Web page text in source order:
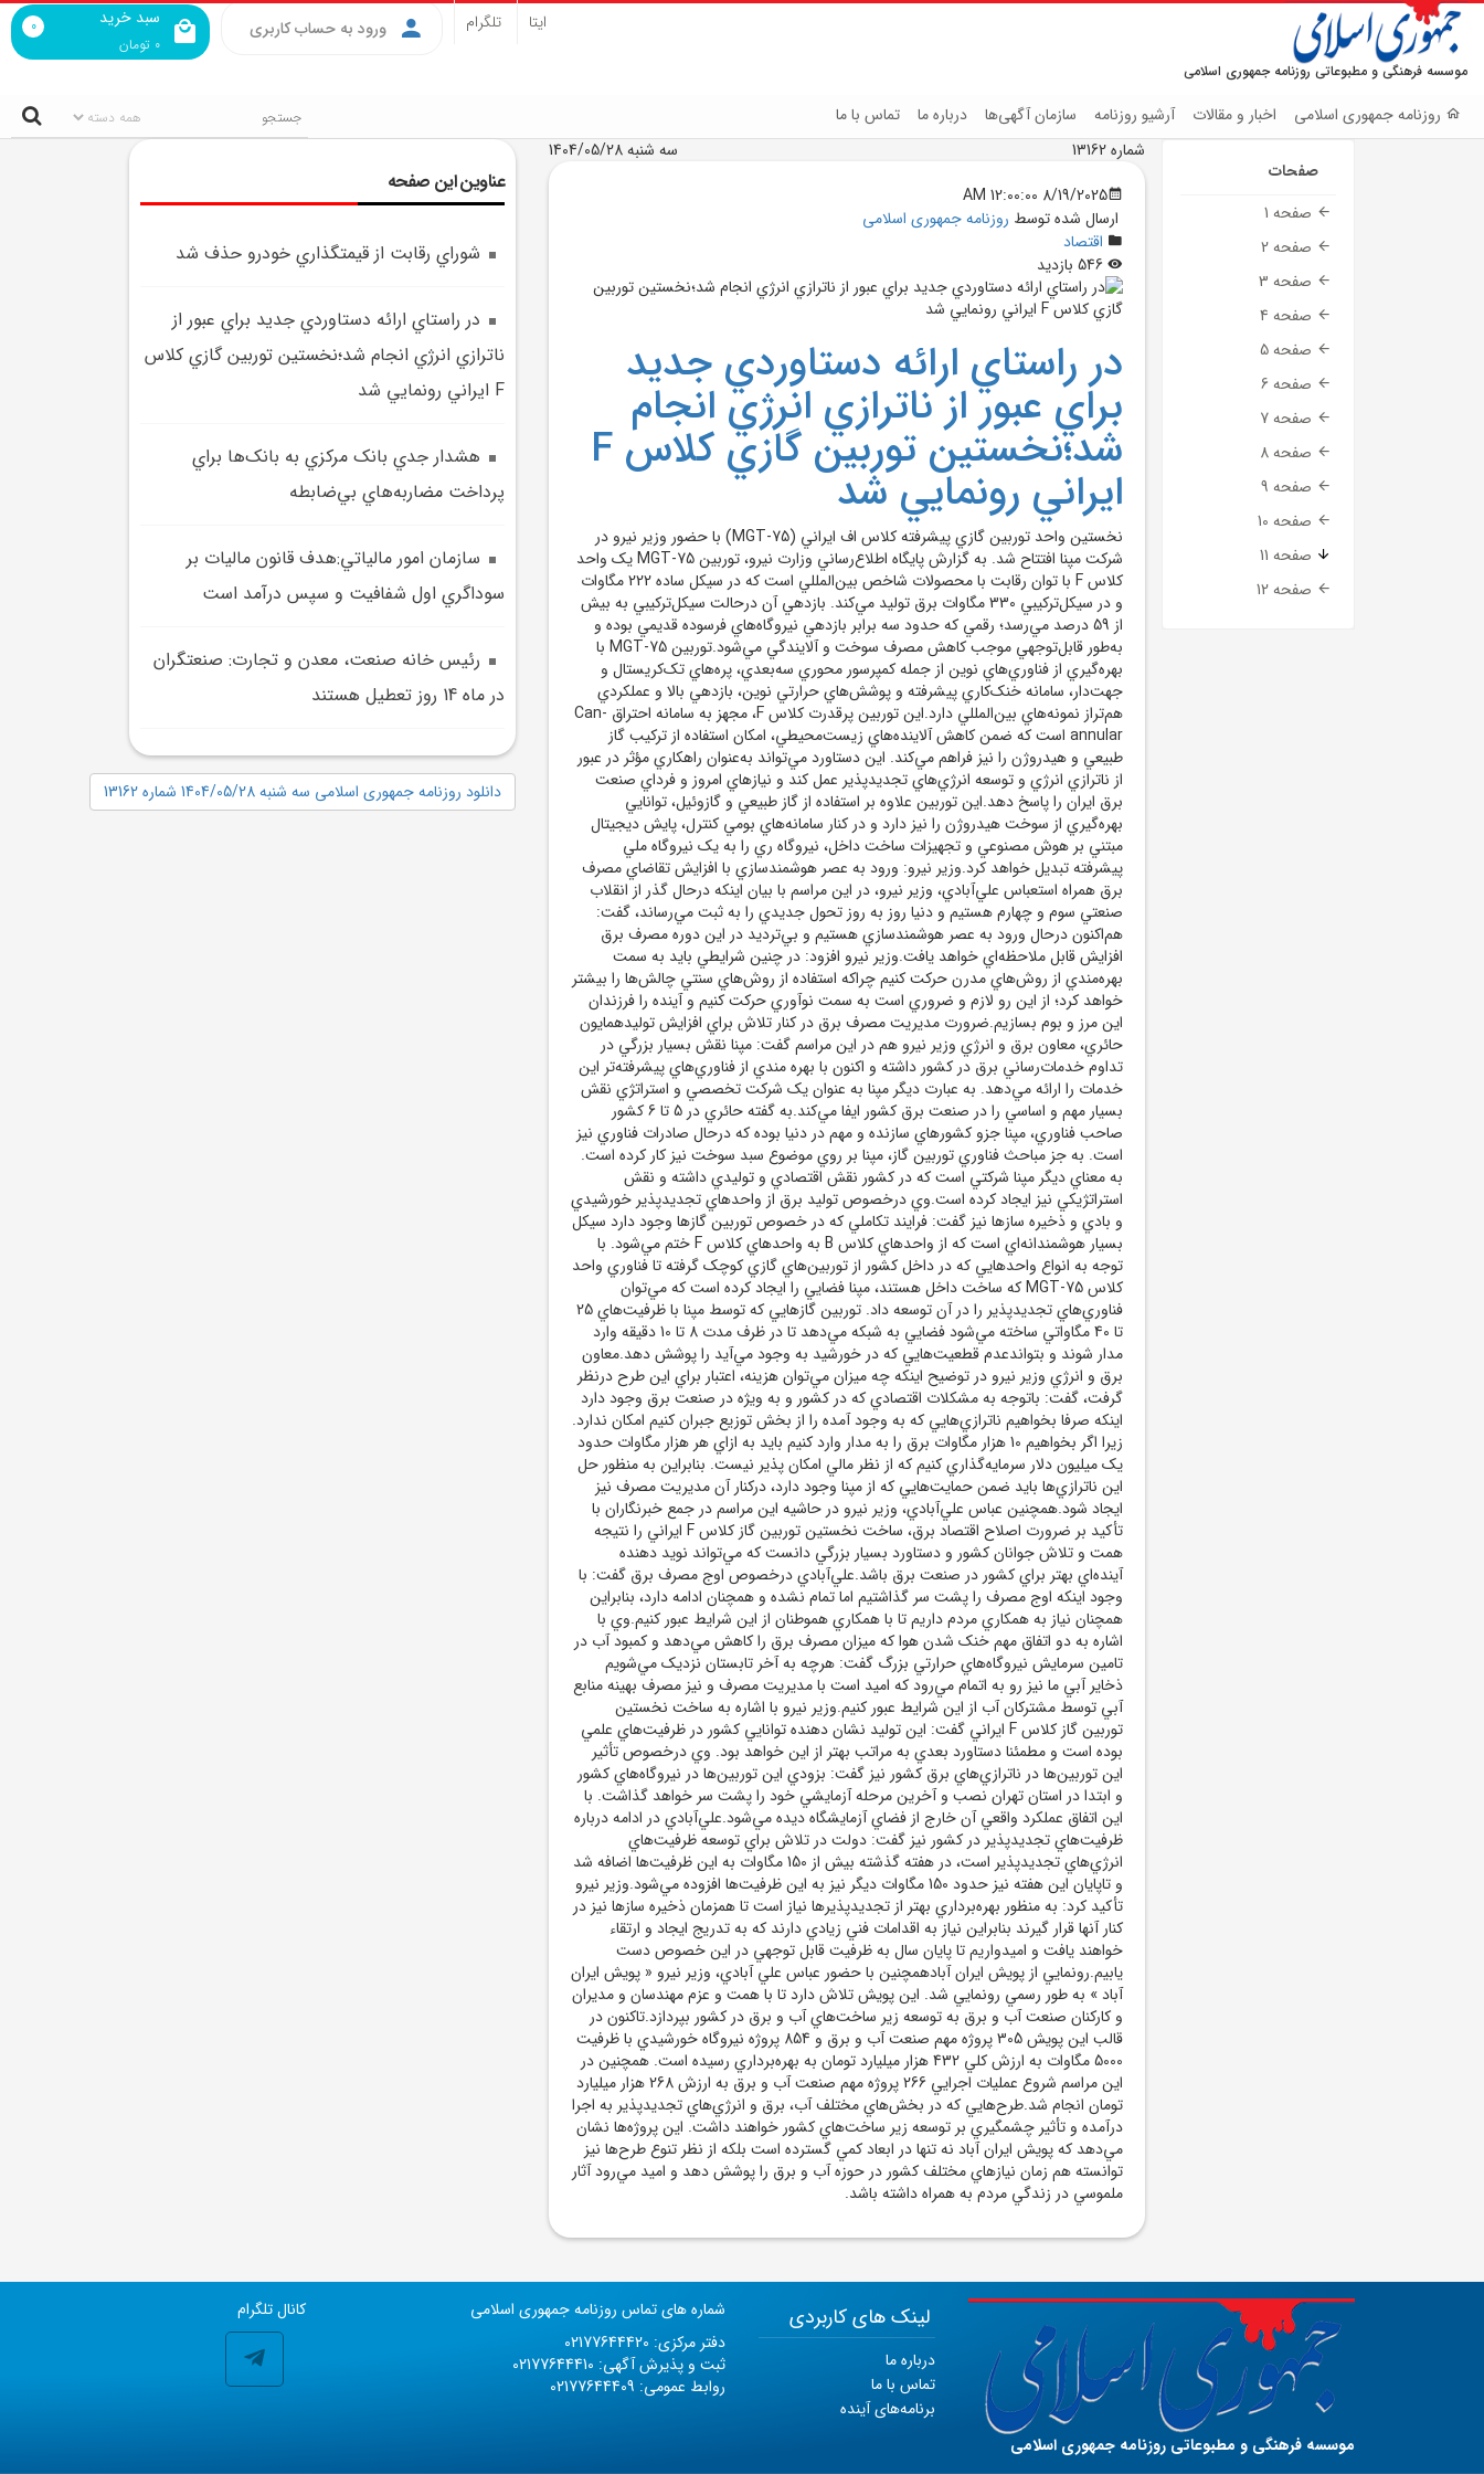
موسسه فرهنگی و مطبوعاتی روزنامه جمهوری اسلامی
سبد خرید
0 تومان
0 ورود به حساب کاربری ایتا تلگرام
روزنامه جمهوری اسلامی اخبار و مقالات آرشیو روزنامه سازمان آگهی‌ها درباره ما تماس با ما
صفحات
صفحه 1
صفحه 2
صفحه 3
صفحه 4
صفحه 5
صفحه 6
صفحه 7
صفحه 8
صفحه 9
صفحه 10
صفحه 11
صفحه 12
شماره 13162
سه شنبه 1404/05/28
8/19/2025 12:00:00 AM
ارسال شده توسط روزنامه جمهوری اسلامی
اقتصاد
در راستاي ارائه دستاوردي جديد
براي عبور از ناترازي انرژي انجام
شد؛نخستين توربين گازي کلاس F
ايراني رونمايي شد
نخستين واحد توربين گازي پيشرفته کلاس اف ايراني (MGT-75) با حضور وزير نيرو در
شرکت مپنا افتتاح شد. به گزارش پايگاه اطلاع‌رساني وزارت نيرو، توربين MGT-75 يک واحد
کلاس F با توان رقابت با محصولات شاخص بين‌المللي است که در سيکل ساده 222 مگاوات
و در سيکل‌ترکيبي 330 مگاوات برق توليد مي‌کند. بازدهي آن درحالت سيکل‌ترکيبي به بيش
از 59 درصد مي‌رسد؛ رقمي که حدود سه برابر بازدهي نيروگاه‌هاي فرسوده قديمي بوده و
به‌طور قابل‌توجهي موجب کاهش مصرف سوخت و آلايندگي مي‌شود.توربين MGT-75 با
بهره‌گيري از فناوري‌هاي نوين از جمله کمپرسور محوري سه‌بعدي، پره‌هاي تک‌کريستال و
جهت‌دار، سامانه خنک‌کاري پيشرفته و پوشش‌هاي حرارتي نوين، بازدهي بالا و عملکردي
هم‌تراز نمونه‌هاي بين‌المللي دارد.اين توربين پرقدرت کلاس F، مجهز به سامانه احتراق Can-
annular است که ضمن کاهش آلاينده‌هاي زيست‌محيطي، امکان استفاده از ترکيب گاز
طبيعي و هيدروژن را نيز فراهم مي‌کند. اين دستاورد مي‌تواند به‌عنوان راهکاري مؤثر در عبور
از ناترازي انرژي و توسعه انرژي‌هاي تجديدپذير عمل کند و نيازهاي امروز و فرداي صنعت
برق ايران را پاسخ دهد.اين توربين علاوه بر استفاده از گاز طبيعي و گازوئيل، توانايي
بهره‌گيري از سوخت هيدروژن را نيز دارد و در کنار سامانه‌هاي بومي کنترل، پايش ديجيتال
مبتني بر هوش مصنوعي و تجهيزات ساخت داخل، نيروگاه ري را به يک نيروگاه ملي
پيشرفته تبديل خواهد کرد.وزير نيرو: ورود به عصر هوشمندسازي با افزايش تقاضاي مصرف
برق همراه استعباس علي‌آبادي، وزير نيرو، در اين مراسم با بيان اينکه درحال گذر از انقلاب
صنعتي سوم و چهارم هستيم و دنيا روز به روز تحول جديدي را به ثبت مي‌رساند، گفت:
هم‌اکنون درحال ورود به عصر هوشمندسازي هستيم و بي‌ترديد در اين دوره مصرف برق
افزايش قابل ملاحظه‌اي خواهد يافت.وزير نيرو افزود: در چنين شرايطي بايد به سمت
بهره‌مندي از روش‌هاي مدرن حرکت کنيم چراکه استفاده از روش‌هاي سنتي چالش‌ها را بيشتر
خواهد کرد؛ از اين رو لازم و ضروري است به سمت نوآوري حرکت کنيم و آينده را فرزندان
اين مرز و بوم بسازيم.ضرورت مديريت مصرف برق در کنار تلاش براي افزايش توليدهمايون
حائري، معاون برق و انرژي وزير نيرو هم در اين مراسم گفت: مپنا نقش بسيار بزرگي در
تداوم خدمات‌رساني برق در کشور داشته و اکنون با بهره مندي از فناوري‌هاي پيشرفته‌تر اين
خدمات را ارائه مي‌دهد. به عبارت ديگر مپنا به عنوان يک شرکت تخصصي و استراتژي نقش
بسيار مهم و اساسي را در صنعت برق کشور ايفا مي‌کند.به گفته حائري در 5 تا 6 کشور
صاحب فناوري، مپنا جزو کشورهاي سازنده و مهم در دنيا بوده که درحال صادرات فناوري نيز
است. به جز مباحث فناوري توربين گاز، مپنا بر روي موضوع سبد سوخت نيز کار کرده است.
به معناي ديگر مپنا شرکتي است که در کشور نقش اقتصادي و توليدي داشته و نقش
استراتژيکي نيز ايجاد کرده است.وي درخصوص توليد برق از واحدهاي تجديدپذير خورشيدي
و بادي و ذخيره سازها نيز گفت: فرايند تکاملي که در خصوص توربين گازها وجود دارد سيکل
بسيار هوشمندانه‌اي است که از واحدهاي کلاس B به واحدهاي کلاس F ختم مي‌شود. با
توجه به انواع واحدهايي که در داخل کشور از توربين‌هاي گازي کوچک گرفته تا فناوري واحد
کلاس MGT-75 که ساخت داخل هستند، مپنا فضايي را ايجاد کرده است که مي‌توان
فناوري‌هاي تجديدپذير را در آن توسعه داد. توربين گازهايي که توسط مپنا با ظرفيت‌هاي 25
تا 40 مگاواتي ساخته مي‌شود فضايي به شبکه مي‌دهد تا در ظرف مدت 8 تا 10 دقيقه وارد
مدار شوند و بتواندعدم قطعيت‌هايي که در خورشيد به وجود مي‌آيد را پوشش دهد.معاون
برق و انرژي وزير نيرو در توضيح اينکه چه ميزان مي‌توان هزينه، اعتبار براي اين طرح درنظر
گرفت، گفت: باتوجه به مشکلات اقتصادي که در کشور و به ويژه در صنعت برق وجود دارد
اينکه صرفا بخواهيم ناترازي‌هايي که به وجود آمده را از بخش توزيع جبران کنيم امکان ندارد.
زيرا اگر بخواهيم 10 هزار مگاوات برق را به مدار وارد کنيم بايد به ازاي هر هزار مگاوات حدود
يک ميليون دلار سرمايه‌گذاري کنيم که از نظر مالي امکان پذير نيست. بنابراين به منظور حل
اين ناترازي‌ها بايد ضمن حمايت‌هايي که از مپنا وجود دارد، درکنار آن مديريت مصرف نيز
ايجاد شود.همچنين عباس علي‌آبادي، وزير نيرو در حاشيه اين مراسم در جمع خبرنگاران با
تأکيد بر ضرورت اصلاح اقتصاد برق، ساخت نخستين توربين گاز کلاس F ايراني را نتيجه
همت و تلاش جوانان کشور و دستاورد بسيار بزرگي دانست که مي‌تواند نويد دهنده
آينده‌اي بهتر براي کشور در صنعت برق باشد.علي‌آبادي درخصوص اوج مصرف برق گفت: با
وجود اينکه اوج مصرف را پشت سر گذاشتيم اما تمام نشده و همچنان ادامه دارد، بنابراين
همچنان نياز به همکاري مردم داريم تا با همکاري هموطنان از اين شرايط عبور کنيم.وي با
اشاره به دو اتفاق مهم خنک شدن هوا که ميزان مصرف برق را کاهش مي‌دهد و کمبود آب در
تامين سرمايش نيروگاه‌هاي حرارتي بزرگ گفت: هرچه به آخر تابستان نزديک مي‌شويم
ذخاير آبي ما نيز رو به اتمام مي‌رود که اميد است با مديريت مصرف و نيز مصرف بهينه منابع
آبي توسط مشترکان آب از اين شرايط عبور کنيم.وزير نيرو با اشاره به ساخت نخستين
توربين گاز کلاس F ايراني گفت: اين توليد نشان دهنده توانايي کشور در ظرفيت‌‌هاي علمي
بوده است و مطمئنا دستاورد بعدي به مراتب بهتر از اين خواهد بود. وي درخصوص تأثير
اين توربين‌ها در ناترازي‌هاي برق کشور نيز گفت: بزودي اين توربين‌ها در نيروگاه‌هاي کشور
و ابتدا در استان تهران نصب و آخرين مرحله آزمايشي خود را پشت سر خواهد گذاشت. با
اين اتفاق عملکرد واقعي آن خارج از فضاي آزمايشگاه ديده مي‌شود.علي‌آبادي در ادامه درباره
ظرفيت‌هاي تجديدپذير در کشور نيز گفت: دولت در تلاش براي توسعه ظرفيت‌هاي
انرژي‌هاي تجديدپذير است، در هفته گذشته بيش از 150 مگاوات به اين ظرفيت‌ها اضافه شد
و تاپايان اين هفته نيز حدود 150 مگاوات ديگر نيز به اين ظرفيت‌ها افزوده مي‌شود.وزير نيرو
تأکيد کرد: به منظور بهره‌برداري بهتر از تجديدپذيرها نياز است تا همزمان ذخيره سازها نيز در
کنار آنها قرار گيرند بنابراين نياز به اقدامات فني زيادي دارند که به تدريج ايجاد و ارتقاء
خواهند يافت و اميدواريم تا پايان سال به ظرفيت قابل توجهي در اين خصوص دست
يابيم.رونمايي از پويش ايران آبادهمچنين با حضور عباس علي آبادي، وزير نيرو « پويش ايران
آباد » به طور رسمي رونمايي شد. اين پويش تلاش دارد تا با همت و عزم مهندسان و مديران
و کارکنان صنعت آب و برق به توسعه زير ساخت‌هاي آب و برق در کشور بپردازد.تاکنون در
قالب اين پويش 305 پروژه مهم صنعت آب و برق و 854 پروژه نيروگاه خورشيدي با ظرفيت
5000 مگاوات به ارزش کلي 432 هزار ميليارد تومان به بهره‌برداري رسيده است. همچنين در
اين مراسم شروع عمليات اجرايي 266 پروژه مهم صنعت آب و برق به ارزش 268 هزار ميليارد
تومان انجام شد.طرح‌هايي که در بخش‌هاي مختلف آب، برق و انرژي‌هاي تجديدپذير به اجرا
درآمده و تأثير چشمگيري بر توسعه زير ساخت‌هاي کشور خواهند داشت. اين پروژه‌ها نشان
مي‌دهد که پويش ايران آباد نه تنها در ابعاد کمي گسترده است بلکه از نظر تنوع طرح‌ها نيز
توانسته هم زمان نيازهاي مختلف کشور در حوزه آب و برق را پوشش دهد و اميد مي‌رود آثار
ملموسي در زندگي مردم به همراه داشته باشد.
عناوین این صفحه
شوراي رقابت از قيمتگذاري خودرو حذف شد
در راستاي ارائه دستاوردي جديد براي عبور از
ناترازي انرژي انجام شد؛نخستين توربين گازي کلاس
F ايراني رونمايي شد
هشدار جدي بانک مرکزي به بانک‌ها براي
پرداخت مضاربه‌هاي بي‌ضابطه
سازمان امور مالياتي:هدف قانون ماليات بر
سوداگري اول شفافيت و سپس درآمد است
رئيس خانه صنعت، معدن و تجارت: صنعتگران
در ماه 14 روز تعطيل هستند
دانلود روزنامه جمهوری اسلامی سه شنبه 1404/05/28 شماره 13162
کانال تلگرام
شماره های تماس روزنامه جمهوری اسلامی
دفتر مرکزی: 02177644420
ثبت و پذیرش آگهی: 02177644410
روابط عمومی: 02177644409
لینک های کاربردی
درباره ما
تماس با ما
برنامه‌های آینده
موسسه فرهنگی و مطبوعاتی روزنامه جمهوری اسلامی